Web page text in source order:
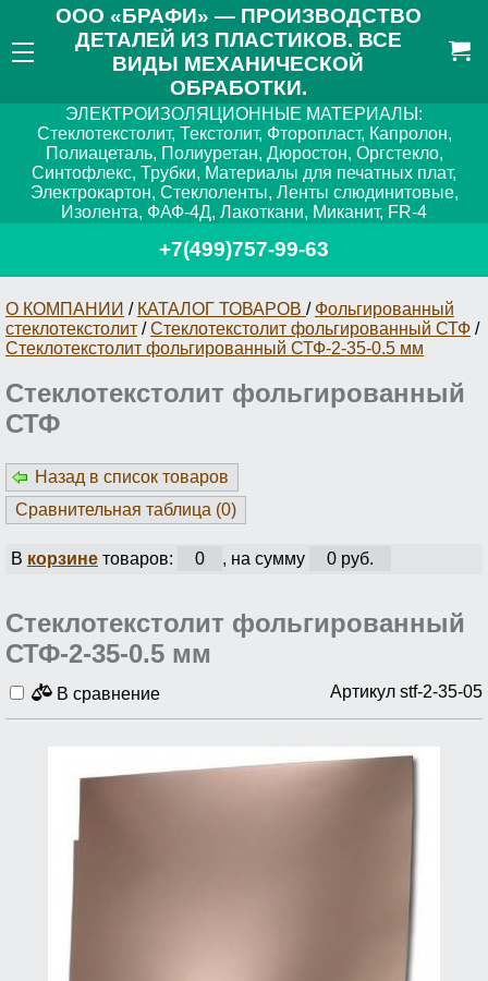
ООО «БРАФИ» — ПРОИЗВОДСТВО
ДЕТАЛЕЙ ИЗ ПЛАСТИКОВ. ВСЕ
ВИДЫ МЕХАНИЧЕСКОЙ
ОБРАБОТКИ.
ЭЛЕКТРОИЗОЛЯЦИОННЫЕ МАТЕРИАЛЫ:
Стеклотекстолит, Текстолит, Фторопласт, Капролон,
Полиацеталь, Полиуретан, Дюростон, Оргстекло,
Синтофлекс, Трубки, Материалы для печатных плат,
Электрокартон, Стеклоленты, Ленты слюдинитовые,
Изолента, ФАФ-4Д, Лакоткани, Миканит, FR-4
+7(499)757-99-63
О КОМПАНИИ / КАТАЛОГ ТОВАРОВ / Фольгированный
стеклотекстолит /Стеклотекстолит фольгированный СТФ /
Стеклотекстолит фольгированный СТФ-2-35-0.5 мм
Стеклотекстолит фольгированный
СТФ
Назад в список товаров
Сравнительная таблица (0)
В корзинетоваров: 0 , на сумму 0 руб.
Стеклотекстолит фольгированный
СТФ-2-35-0.5 мм
В сравнение Артикул stf-2-35-05